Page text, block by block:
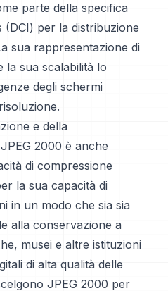
parte della specifica
(DCI) per la distribuzione
sua rappresentazione di
la sua scalabilità lo
degli schermi
e della
2000 è anche
di compressione
la sua capacità di
in un modo che sia sia
alla conservazione a
musei e altre istituzioni
di alta qualità delle
JPEG 2000 per